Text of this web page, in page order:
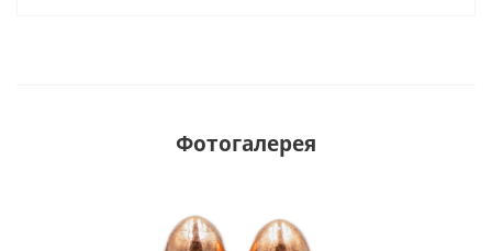
Фотогалерея